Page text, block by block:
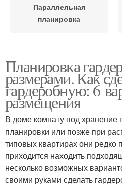
Параллельная
планировка
Планировка с размерам
Планировка
размерами. Как
гардеробную: 6
размещения
В доме комнату под
планировки или позже при
типовых квартирах они
приходится находить
несколько возможных
своими руками сделать